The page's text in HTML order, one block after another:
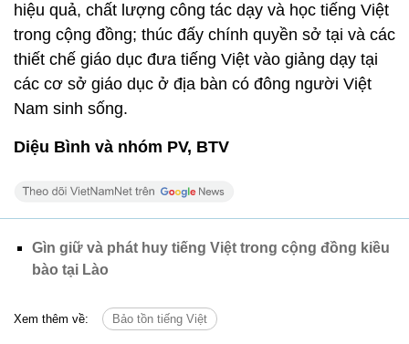
hiệu quả, chất lượng công tác dạy và học tiếng Việt
trong cộng đồng; thúc đấy chính quyền sở tại và các
thiết chế giáo dục đưa tiếng Việt vào giảng dạy tại
các cơ sở giáo dục ở địa bàn có đông người Việt
Nam sinh sống.
Diệu Bình và nhóm PV, BTV
Gìn giữ và phát huy tiếng Việt trong cộng đồng kiều
bào tại Lào
Xem thêm về: Bảo tồn tiếng Việt